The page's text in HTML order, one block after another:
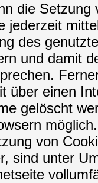
die Setzung
jederzeit
des
und damit
über einen
gelöscht
von
sind unter